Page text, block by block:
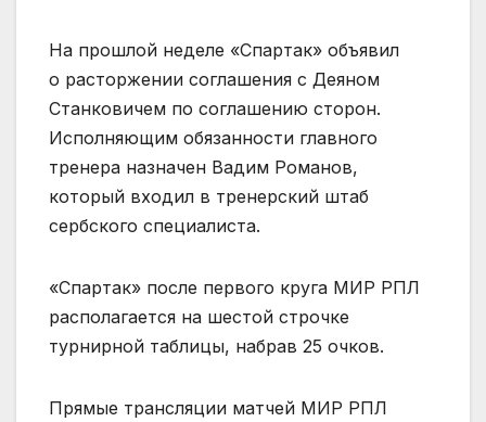
На прошлой неделе «Спартак» объявил
о расторжении соглашения с Деяном
Станковичем по соглашению сторон.
Исполняющим обязанности главного
тренера назначен Вадим Романов,
который входил в тренерский штаб
сербского специалиста.
«Спартак» после первого круга МИР РПЛ
располагается на шестой строчке
турнирной таблицы, набрав 25 очков.
Прямые трансляции матчей МИР РПЛ